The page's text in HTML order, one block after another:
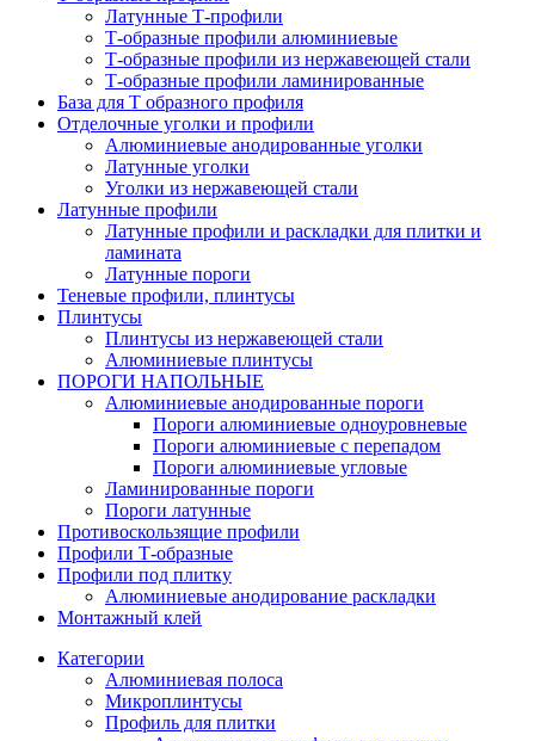
Латунные Т-профили
Т-образные профили алюминиевые
Т-образные профили из нержавеющей стали
Т-образные профили ламинированные
База для Т образного профиля
Отделочные уголки и профили
Алюминиевые анодированные уголки
Латунные уголки
Уголки из нержавеющей стали
Латунные профили
Латунные профили и раскладки для плитки и
ламината
Латунные пороги
Теневые профили, плинтусы
Плинтусы
Плинтусы из нержавеющей стали
Алюминиевые плинтусы
ПОРОГИ НАПОЛЬНЫЕ
Алюминиевые анодированные пороги
Пороги алюминиевые одноуровневые
Пороги алюминиевые с перепадом
Пороги алюминиевые угловые
Ламинированные пороги
Пороги латунные
Противоскользящие профили
Профили Т-образные
Профили под плитку
Алюминиевые анодирование раскладки
Монтажный клей
Категории
Алюминиевая полоса
Микроплинтусы
Профиль для плитки